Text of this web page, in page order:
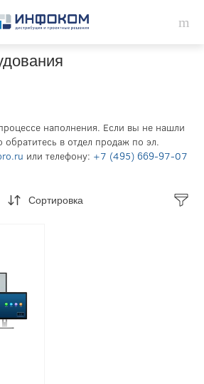
наполнения. Если вы не нашли
в отдел продаж по эл.
или телефону: +7 (495) 669-97-07
Сортировка